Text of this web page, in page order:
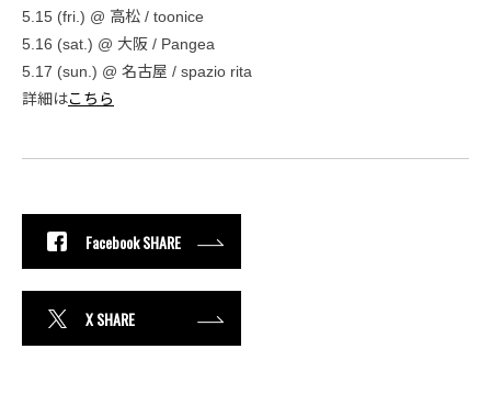
5.15 (fri.) @ 高松 / toonice
5.16 (sat.) @ 大阪 / Pangea
5.17 (sun.) @ 名古屋 / spazio rita
詳細はこちら
Facebook SHARE
X SHARE